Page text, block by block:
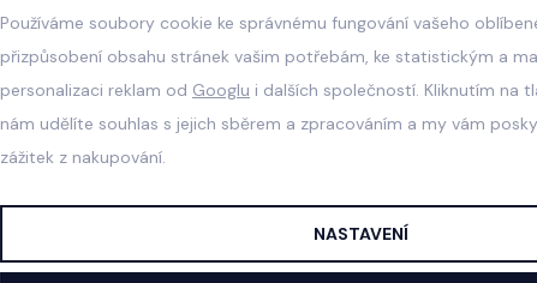
Používáme soubory cookie ke správnému fungování vašeho
přizpůsobení obsahu stránek vašim potřebám, ke statistickým a
personalizaci reklam od Googlu i dalších společností. Kliknutím na
nám udělíte souhlas s jejich sběrem a zpracováním a my vám
zážitek z nakupování.
NASTAVENÍ